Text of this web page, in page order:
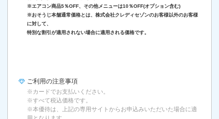
※エアコン商品5％OFF、その他メニューは10％OFF(オプション含む)
※おそうじ本舗通常価格とは、株式会社クレディセゾンのお客様以外のお客様
に対して、
特別な割引が適用されない場合に適用される価格です。
ご利用の注意事項
※カードでお支払いください。
※すべて税込価格です。
※本優待は、上記の専用サイトからお申込みいただいた場合に適